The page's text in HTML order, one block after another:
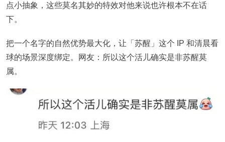
点小抽象，这些莫名其妙的特效对他来说也许根本不在话
下。
把一个名字的自然优势最大化，让「苏醒」这个 IP 和清晨看
球的场景深度绑定。网友：所以这个活儿确实是非苏醒莫
属。